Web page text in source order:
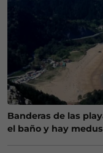
Banderas de las
el baño y hay